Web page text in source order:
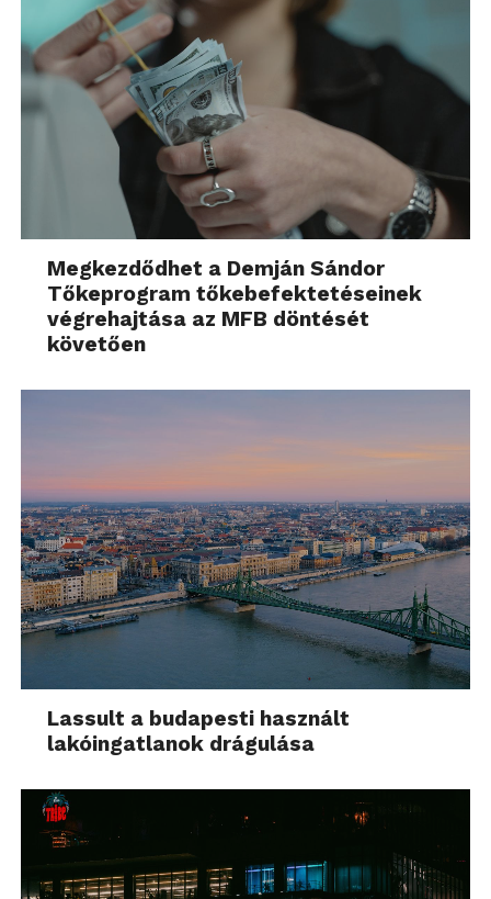
Megkezdődhet a Demján Sándor
Tőkeprogram tőkebefektetéseinek
végrehajtása az MFB döntését
követően
Lassult a budapesti használt
lakóingatlanok drágulása